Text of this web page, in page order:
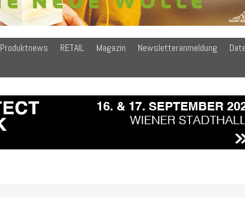
Produktnews RETAIL Magazin Newsletteranmeldung